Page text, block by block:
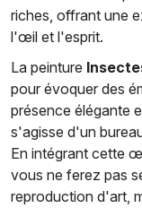
riches, offrant une
l'œil et l'esprit.
La peinture
pour évoquer des
présence élégante
s'agisse d'un
En intégrant cette
vous ne ferez pas
reproduction d'art,